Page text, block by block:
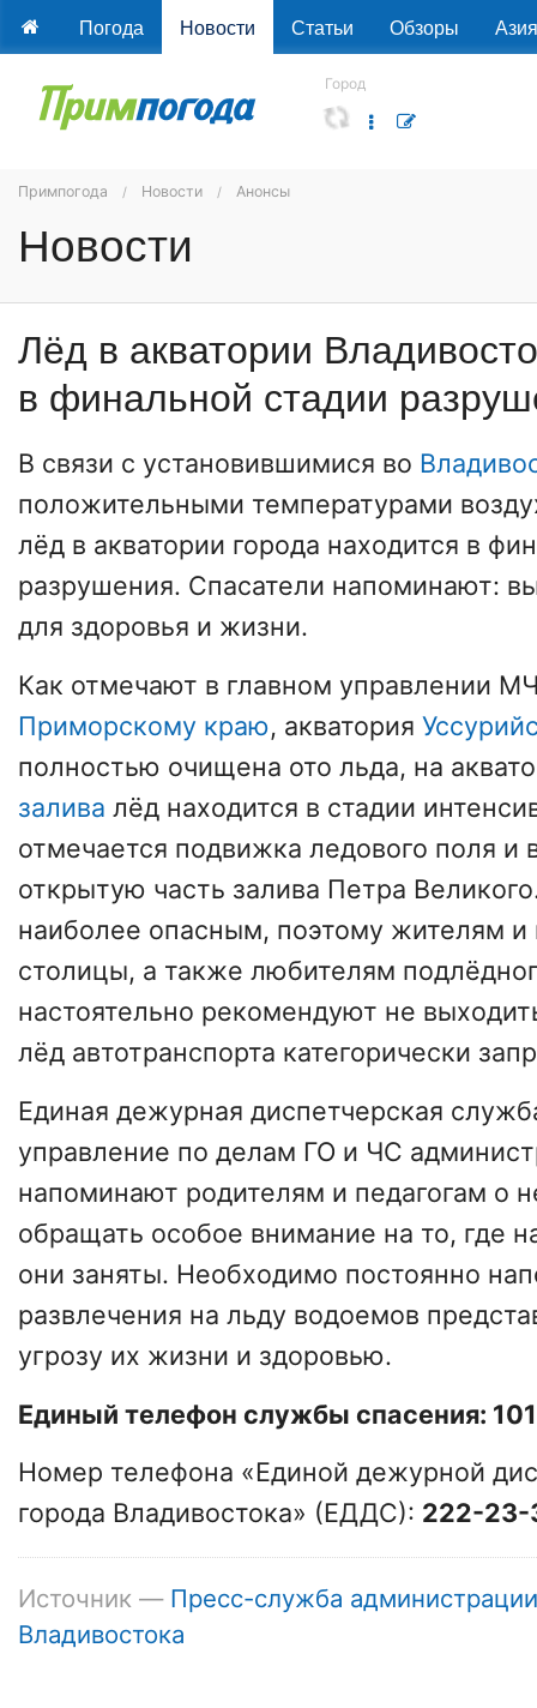
Погода Новости Статьи Обзоры Азия
Город
Примпогода Новости Анонсы
Новости
Лёд в акватории
в финальной стадии
В связи с установившимися во
положительными температурами
лёд в акватории города находится в
разрушения. Спасатели напоминают:
для здоровья и жизни.
Как отмечают в главном управлении
Приморскому краю, акватория
полностью очищена ото льда, на
залива лёд находится в стадии
отмечается подвижка ледового поля и
открытую часть залива Петра
наиболее опасным, поэтому жителям и
столицы, а также любителям
настоятельно рекомендуют не
лёд автотранспорта категорически
Единая дежурная диспетчерская
управление по делам ГО и ЧС
напоминают родителям и педагогам о
обращать особое внимание на то, где
они заняты. Необходимо постоянно
развлечения на льду водоемов
угрозу их жизни и здоровью.
Единый телефон службы спасения:
Номер телефона «Единой дежурной
города Владивостока» (ЕДДС): 222-23-
Источник — Пресс-служба администрации
Владивостока